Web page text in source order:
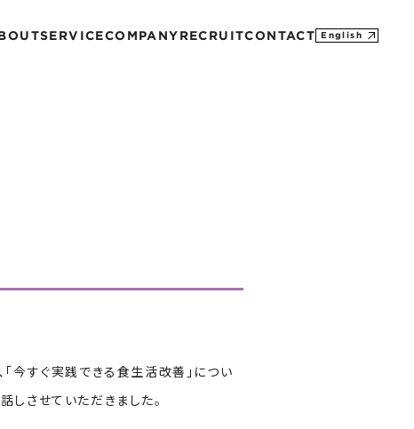
SERVICECOMPANY RECRUITCONTACT English
今すぐ実践できる食生活改善」につい
しさせていただきました。